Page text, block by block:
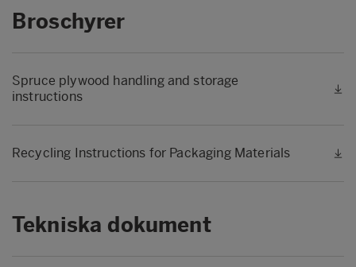
Broschyrer
Spruce plywood handling and storage
instructions
Recycling Instructions for Packaging Materials
Tekniska dokument